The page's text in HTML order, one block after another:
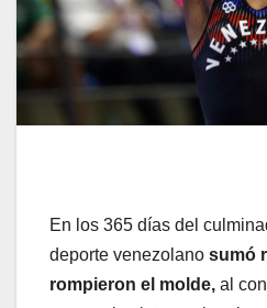
En los 365 días del
deporte venezolano sumó
rompieron el molde, al